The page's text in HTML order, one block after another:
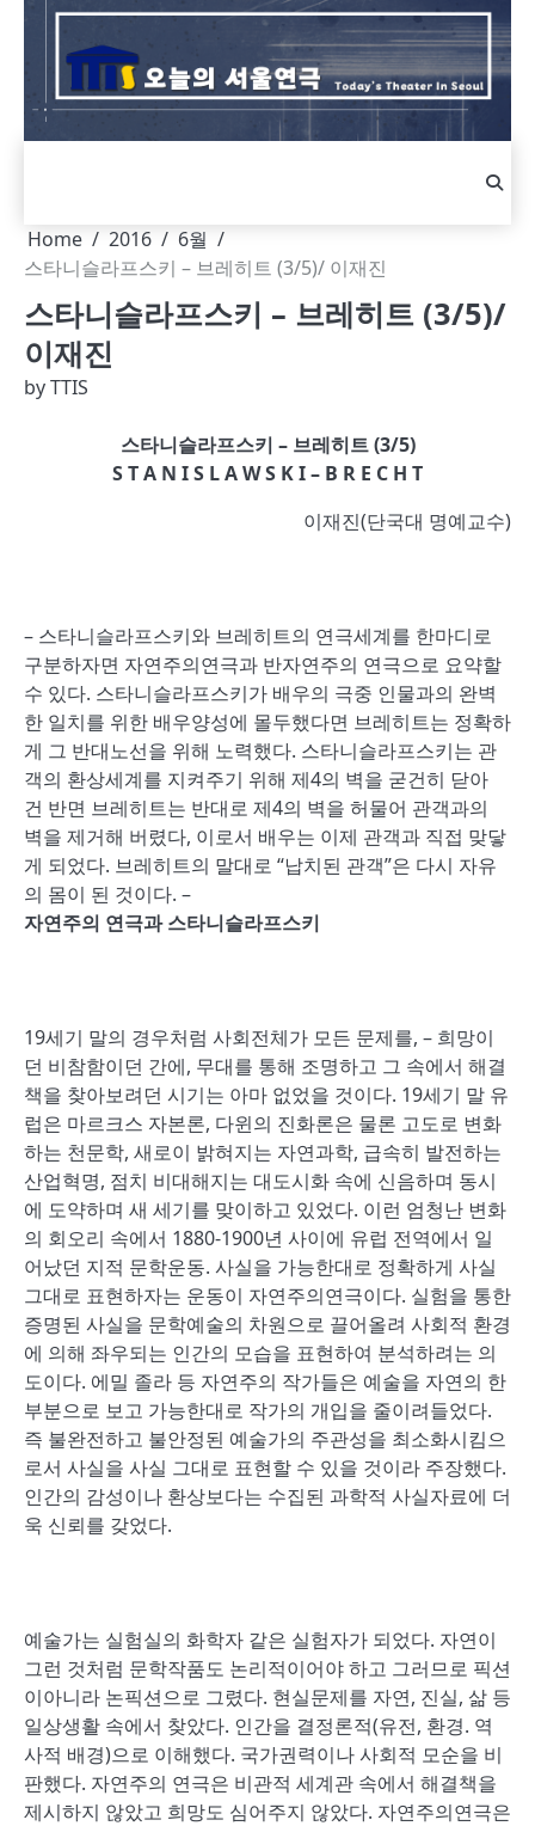
Skip
content
Home 2016
6월
스타니슬라프스키 – 브레히트 (3/5)/ 이재진
스타니슬라프스키 – 브레히트 (3/5)/
이재진
byTTIS
스타니슬라프스키 – 브레히트 (3/5)
S T A N I S L A W S K I – B R E C H T
이재진(단국대 명예교수)
– 스타니슬라프스키와 브레히트의 연극세계를 한마디로
구분하자면 자연주의연극과 반자연주의 연극으로 요약할
수 있다. 스타니슬라프스키가 배우의 극중 인물과의 완벽
한 일치를 위한 배우양성에 몰두했다면 브레히트는 정확하
게 그 반대노선을 위해 노력했다. 스타니슬라프스키는 관
객의 환상세계를 지켜주기 위해 제4의 벽을 굳건히 닫아
건 반면 브레히트는 반대로 제4의 벽을 허물어 관객과의
벽을 제거해 버렸다, 이로서 배우는 이제 관객과 직접 맞닿
게 되었다. 브레히트의 말대로 “납치된 관객”은 다시 자유
의 몸이 된 것이다. –
자연주의 연극과 스타니슬라프스키
19세기 말의 경우처럼 사회전체가 모든 문제를, – 희망이
던 비참함이던 간에, 무대를 통해 조명하고 그 속에서 해결
책을 찾아보려던 시기는 아마 없었을 것이다. 19세기 말 유
럽은 마르크스 자본론, 다윈의 진화론은 물론 고도로 변화
하는 천문학, 새로이 밝혀지는 자연과학, 급속히 발전하는
산업혁명, 점치 비대해지는 대도시화 속에 신음하며 동시
에 도약하며 새 세기를 맞이하고 있었다. 이런 엄청난 변화
의 회오리 속에서 1880-1900년 사이에 유럽 전역에서 일
어났던 지적 문학운동. 사실을 가능한대로 정확하게 사실
그대로 표현하자는 운동이 자연주의연극이다. 실험을 통한
증명된 사실을 문학예술의 차원으로 끌어올려 사회적 환경
에 의해 좌우되는 인간의 모습을 표현하여 분석하려는 의
도이다. 에밀 졸라 등 자연주의 작가들은 예술을 자연의 한
부분으로 보고 가능한대로 작가의 개입을 줄이려들었다.
즉 불완전하고 불안정된 예술가의 주관성을 최소화시킴으
로서 사실을 사실 그대로 표현할 수 있을 것이라 주장했다.
인간의 감성이나 환상보다는 수집된 과학적 사실자료에 더
욱 신뢰를 갖었다.
예술가는 실험실의 화학자 같은 실험자가 되었다. 자연이
그런 것처럼 문학작품도 논리적이어야 하고 그러므로 픽션
이아니라 논픽션으로 그렸다. 현실문제를 자연, 진실, 삶 등
일상생활 속에서 찾았다. 인간을 결정론적(유전, 환경. 역
사적 배경)으로 이해했다. 국가권력이나 사회적 모순을 비
판했다. 자연주의 연극은 비관적 세계관 속에서 해결책을
제시하지 않았고 희망도 심어주지 않았다. 자연주의연극은